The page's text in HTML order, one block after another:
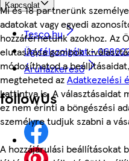
Mi és 18 partnerünk
adatokat vagy egyedi
hozzáférhetünk azokhoz. Az
elutasítása gombok
módosíthatod a
megteheted azAdatkezelési
kattintva is. A választásaidat
ez nem érinti a böngészési
személyre tudjuk szabni a
A hozzájárulási beállításokat
Kapcsolat
Tesco.hu
Ügyfélszolgálat -
Áruházkereső
followUs